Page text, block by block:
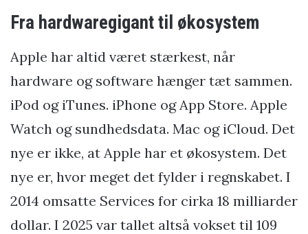
Fra hardwaregigant til økosystem
Apple har altid været stærkest, når
hardware og software hænger tæt sammen.
iPod og iTunes. iPhone og App Store. Apple
Watch og sundhedsdata. Mac og iCloud. Det
nye er ikke, at Apple har et økosystem. Det
nye er, hvor meget det fylder i regnskabet. I
2014 omsatte Services for cirka 18 milliarder
dollar. I 2025 var tallet altså vokset til 109